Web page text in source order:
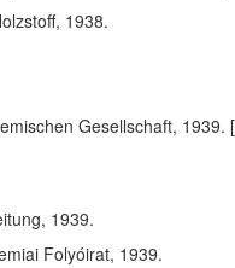
1938.
Gesellschaft, 1939.
1939.
Folyóirat, 1939.